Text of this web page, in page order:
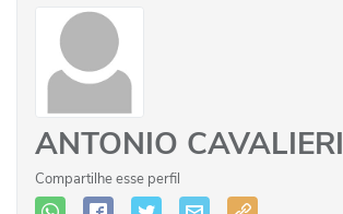
ANTONIO CAVALIERI
Compartilhe esse perfil